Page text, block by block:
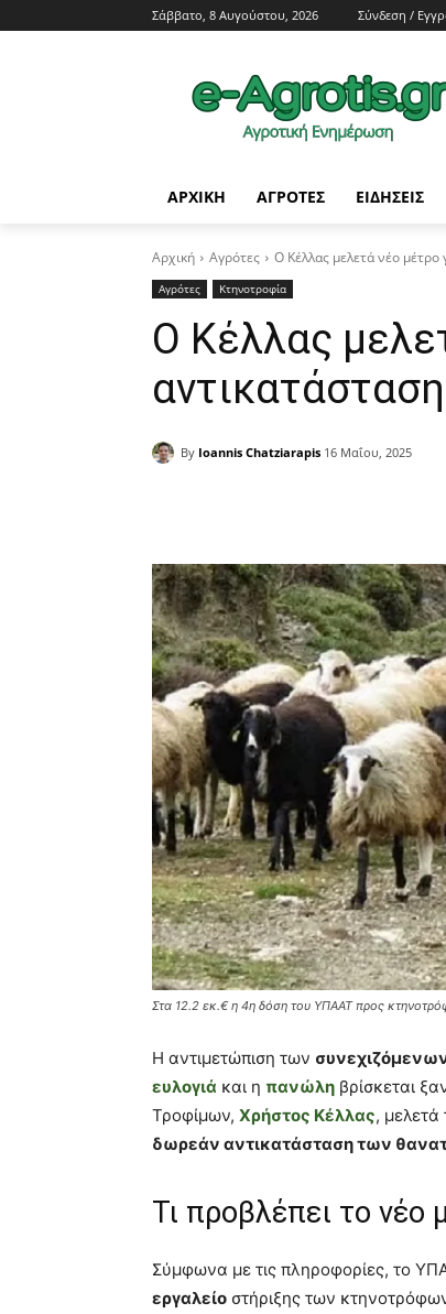
Σάββατο, 8 Αυγούστου, 2026 Σύνδεση /
ΑΡΧΙΚΗ AΓΡΟΤΕΣ ΕΙΔΗΣΕΙΣ
Αρχική Αγρότες Ο Κέλλας μελετά νέο
Αγρότες Κτηνοτροφία
Ο Κέλλας
By Ioannis Chatziarapis 16 Μαΐου, 2025
Στα 12.2 εκ.€ η 4η δόση του ΥΠΑΑΤ προς
Η αντιμετώπιση των
ευλογιά και η πανώλη βρίσκεται
Τροφίμων, Χρήστος Κέλλας, μελετά
δωρεάν αντικατάσταση των
Τι προβλέπει το νέο
Σύμφωνα με τις πληροφορίες, το
εργαλείο στήριξης των